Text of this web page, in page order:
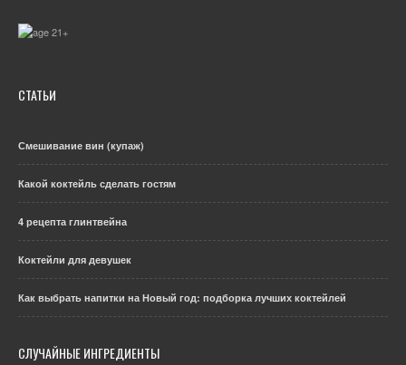
СТАТЬИ
Смешивание вин (купаж)
Какой коктейль сделать гостям
4 рецепта глинтвейна
Коктейли для девушек
Как выбрать напитки на Новый год: подборка лучших коктейлей
СЛУЧАЙНЫЕ ИНГРЕДИЕНТЫ